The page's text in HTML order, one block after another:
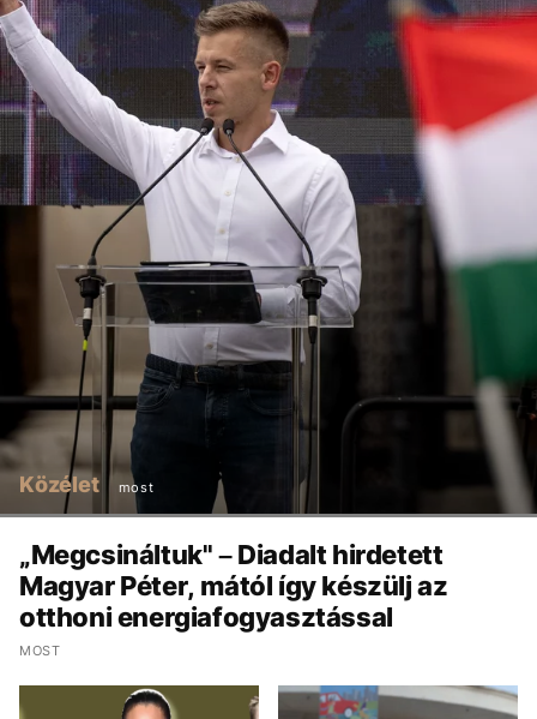
Közélet most
„Megcsináltuk" – Diadalt hirdetett
Magyar Péter, mától így készülj az
otthoni energiafogyasztással
MOST